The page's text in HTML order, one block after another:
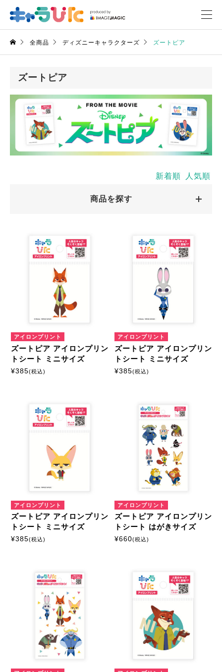
全商品 ディズニーキャラクターズ ズートピア
ズートピア
新着順 人気順
商品を探す
アイロンプリントシート
A5サイズ A4サイズ
モーテルキーホルダー
硬質ケース
アイロンプリント
ズートピア アイロンプリン
トシート ミニサイズ
¥385(税込)
アイロンプリント
ズートピア アイロンプリン
トシート ミニサイズ
¥385(税込)
アイロンプリント
ズートピア アイロンプリン
トシート ミニサイズ
¥385(税込)
アイロンプリント
ズートピア アイロンプリン
トシート はがきサイズ
¥660(税込)